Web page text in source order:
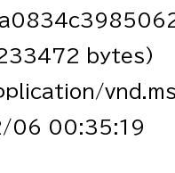
bytes)
06 00:35:19